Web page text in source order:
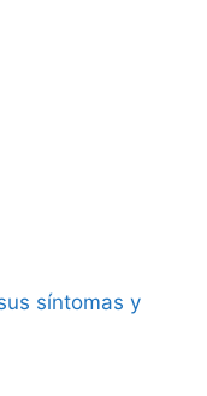
síntomas y